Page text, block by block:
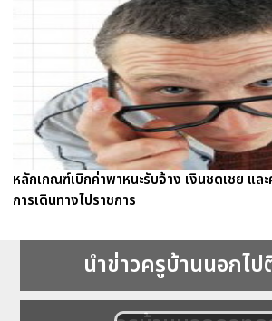
หลักเกณฑ์เบิกค่าพาหนะรับจ้าง เงินชดเชย แล
การเดินทางไปราชการ
นำข่าวครูบ้านนอกไป